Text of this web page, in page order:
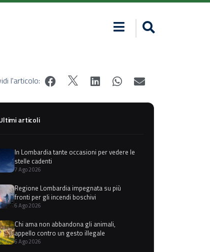
l'articolo:
articoli
In Lombardia tante occasioni per vedere le
stelle cadenti
7 Ago 2026
Regione Lombardia impegnata su più
fronti per gli incendi boschivi
6 Ago 2026
Chi ama non abbandona gli animali,
appello contro un gesto illegale
6 Ago 2026